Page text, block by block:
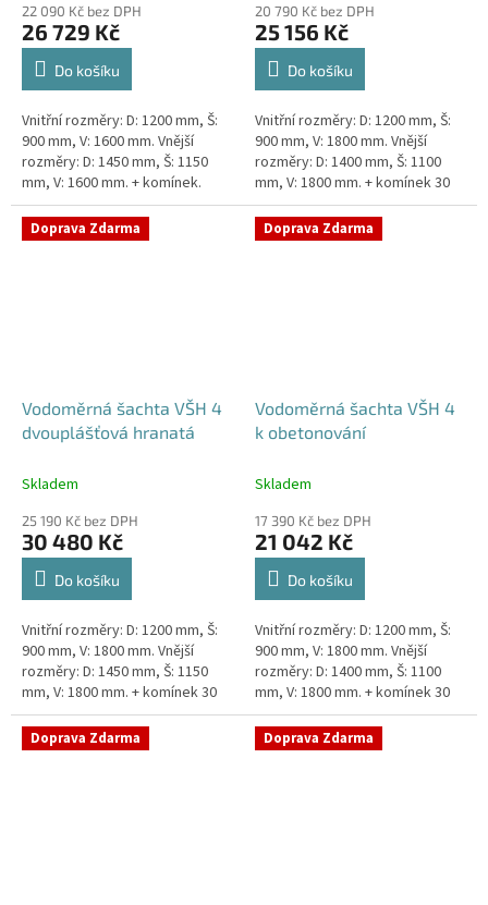
22 090 Kč bez DPH
26 729 Kč
Do košíku
Vnitřní rozměry: D: 1200 mm, Š:
900 mm, V: 1600 mm. Vnější
rozměry: D: 1450 mm, Š: 1150
mm, V: 1600 mm. + komínek.
Dvouplášťová vodoměrná šachta
- do míst se spodní...
20 790 Kč bez DPH
25 156 Kč
Do košíku
Vnitřní rozměry: D: 1200 mm, Š:
900 mm, V: 1800 mm. Vnější
rozměry: D: 1400 mm, Š: 1100
mm, V: 1800 mm. + komínek 30
cm. Šachta vhodná pro
požadavky Pražské
Vodárenské!...
Doprava Zdarma
Vodoměrná šachta VŠH 4
dvouplášťová hranatá
Skladem
25 190 Kč bez DPH
30 480 Kč
Do košíku
Vnitřní rozměry: D: 1200 mm, Š:
900 mm, V: 1800 mm. Vnější
rozměry: D: 1450 mm, Š: 1150
mm, V: 1800 mm. + komínek 30
cm. Dvouplášťová vodoměrná
šachta - do míst se spodní...
Doprava Zdarma
Vodoměrná šachta VŠH 4
k obetonování
Skladem
17 390 Kč bez DPH
21 042 Kč
Do košíku
Vnitřní rozměry: D: 1200 mm, Š:
900 mm, V: 1800 mm. Vnější
rozměry: D: 1400 mm, Š: 1100
mm, V: 1800 mm. + komínek 30
cm. Vodoměrná šachta k
obetonování - pojízdná i pod...
Doprava Zdarma Doprava Zdarma